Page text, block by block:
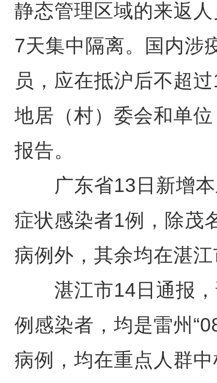
静态管理区域的来返
7天集中隔离。国内涉
员，应在抵沪后不超
地居（村）委会和单
报告。
广东省13日新增本
症状感染者1例，除茂
病例外，其余均在湛
湛江市14日通报，
例感染者，均是雷州
病例，均在重点人群